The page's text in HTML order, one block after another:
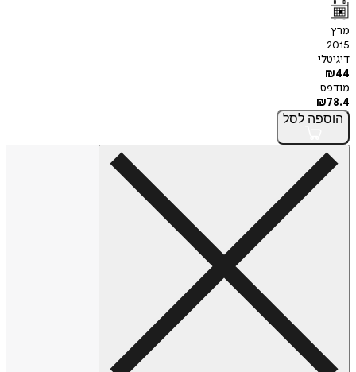
מרץ
2015
דיגיטלי
₪44
מודפס
₪78.4
הוספה לסל